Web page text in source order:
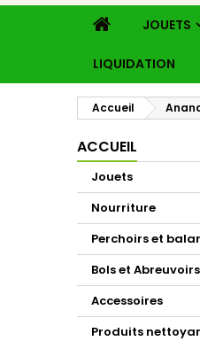
JOUETS
LIQUIDATION
Accueil
ACCUEIL
Jouets
Nourriture
Perchoirs et
Bols et Abreuvoirs
Accessoires
Produits